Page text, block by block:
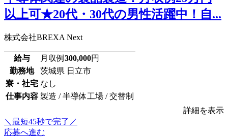
以上可★20代・30代の男性活躍中！自...
株式会社BREXA Next
給与 月収例 300,000円
勤務地
茨城県 日立市
寮・社宅 なし
仕事内容 製造 / 半導体工場 / 交替制
詳細を表示
＼最短45秒で完了／
応募へ進む